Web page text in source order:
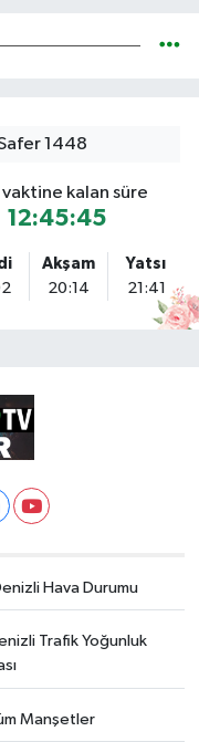
1448
kalan süre
12:45:44
Akşam
20:14
Yatsı
21:41
Hava Durumu
Trafik Yoğunluk
Manşetler